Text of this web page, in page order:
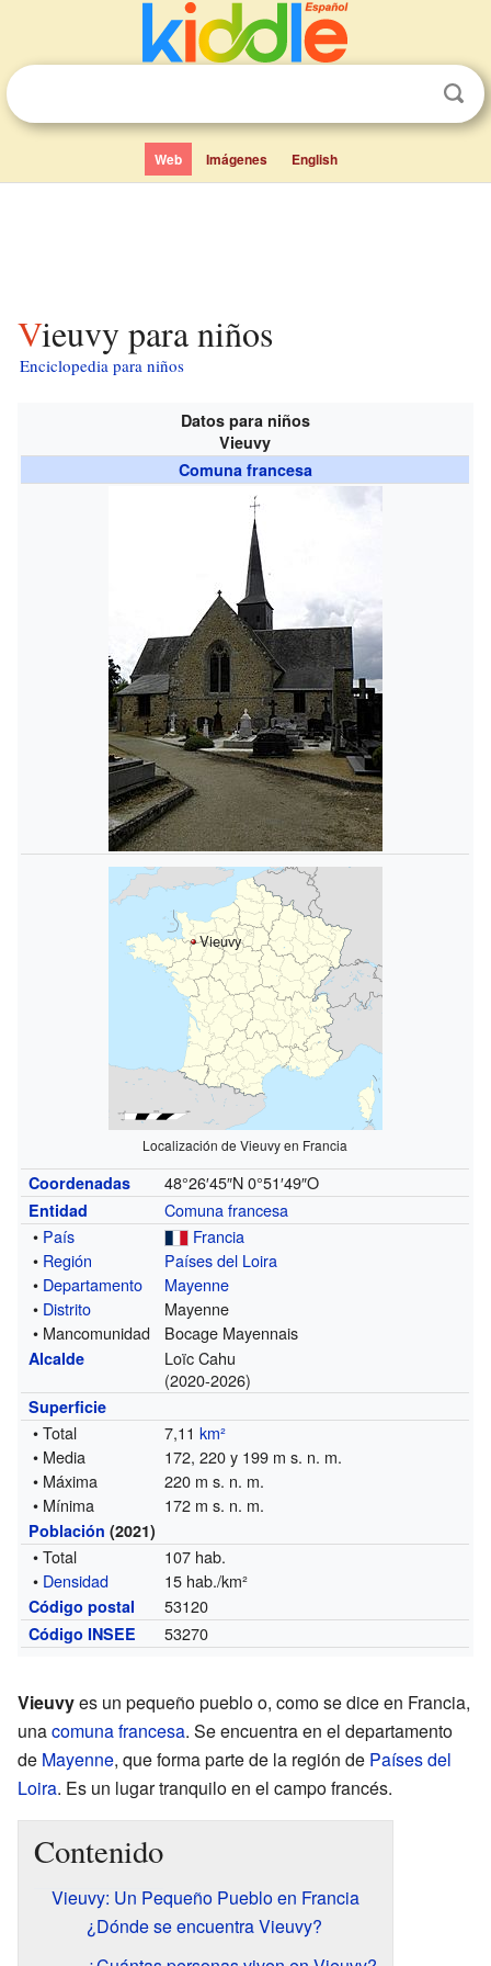
Web Imágenes English
Vieuvy para niños
Enciclopedia para niños
Datos para niños
Vieuvy
Comuna francesa
Vieuvy
Localización de Vieuvy en Francia
Coordenadas 48°26′45″N 0°51′49″O
Entidad
Comuna francesa
• País
Francia
• Región
Países del Loira
• Departamento
Mayenne
• Distrito
Mayenne
• Mancomunidad
Bocage Mayennais
Alcalde
Loïc Cahu
(2020-2026)
Superficie
• Total 7,11km²
• Media
172, 220 y 199 m s. n. m.
• Máxima
220 m s. n. m.
• Mínima
172 m s. n. m.
Población (2021)
• Total
107 hab.
• Densidad 15 hab./km²
Código postal 53120
Código INSEE 53270
Vieuvyes un pequeño pueblo o, como se dice en Francia,
unacomuna francesa. Se encuentra en el departamento
de Mayenne, que forma parte de la región de Países del
Loira. Es un lugar tranquilo en el campo francés.
Contenido
Vieuvy: Un Pequeño Pueblo en Francia
¿Dónde se encuentra Vieuvy?